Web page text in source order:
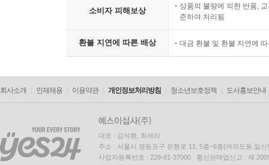
소비자 피해보상
상품의 불량에 의한 반품,
준하여 처리됨
환불 지연에 따른 배상 대금 환불 및 환불 지연에
회사소개 인재채용 이용약관 개인정보처리방침 청소년보호정책 도서홍보안내
대표 : 김석환, 최세라
주소 : 서울시 영등포구 은행로 11, 5층~6층(여의도동,일신
사업자등록번호 : 229-81-37000 통신판매업신고 : 제